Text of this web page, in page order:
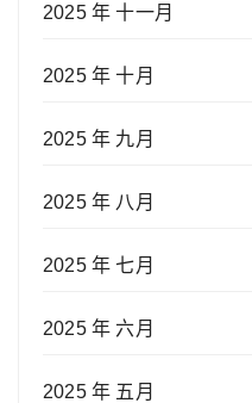
2025 年 十一月
2025 年 十月
2025 年 九月
2025 年 八月
2025 年 七月
2025 年 六月
2025 年 五月